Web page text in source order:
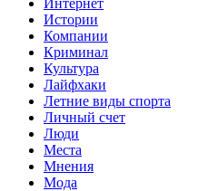
Истории
Компании
Криминал
Культура
Лайфхаки
Летние виды спорта
Личный счет
Люди
Места
Мнения
Мода